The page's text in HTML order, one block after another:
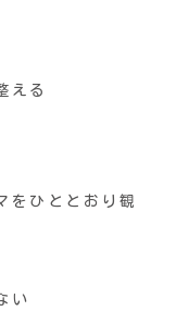
える
をひととおり観
い